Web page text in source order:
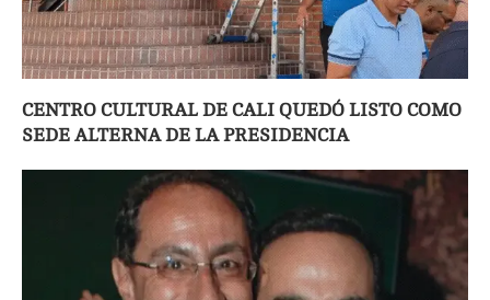
CENTRO CULTURAL DE CALI QUEDÓ LISTO COMO
SEDE ALTERNA DE LA PRESIDENCIA